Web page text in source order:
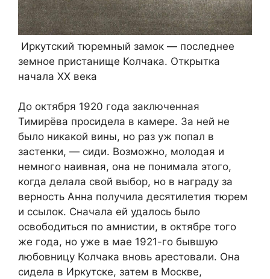
Иркутский тюремный замок — последнее
земное пристанище Колчака. Открытка
начала XX века
До октября 1920 года заключенная
Тимирёва просидела в камере. За ней не
было никакой вины, но раз уж попал в
застенки, — сиди. Возможно, молодая и
немного наивная, она не понимала этого,
когда делала свой выбор, но в награду за
верность Анна получила десятилетия тюрем
и ссылок. Сначала ей удалось было
освободиться по амнистии, в октябре того
же года, но уже в мае 1921-го бывшую
любовницу Колчака вновь арестовали. Она
сидела в Иркутске, затем в Москве,